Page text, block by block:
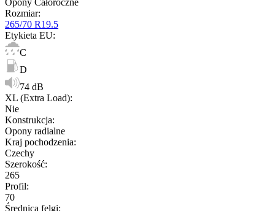
Rozmiar:
265/70 R19.5
Etykieta EU:
C
D
74 dB
XL (Extra Load):
Nie
Konstrukcja:
Opony radialne
Kraj pochodzenia:
Czechy
Szerokość:
265
Profil:
70
Średnica felgi: